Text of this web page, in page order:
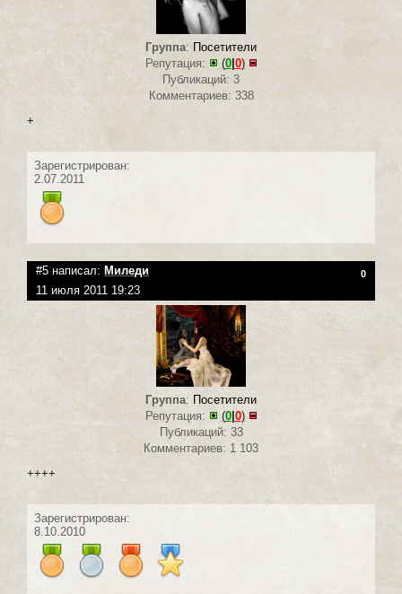
Группа: Посетители
Репутация:
(0| 0)
Публикаций: 3
Комментариев: 338
+
Зарегистрирован:
2.07.2011
#5 написал: Миледи 0
11 июля 2011 19:23
Группа: Посетители
Репутация:
(0| 0)
Публикаций: 33
Комментариев: 1 103
++++
Зарегистрирован:
8.10.2010